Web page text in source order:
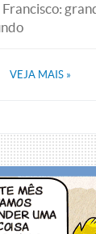
VEJA MAIS »